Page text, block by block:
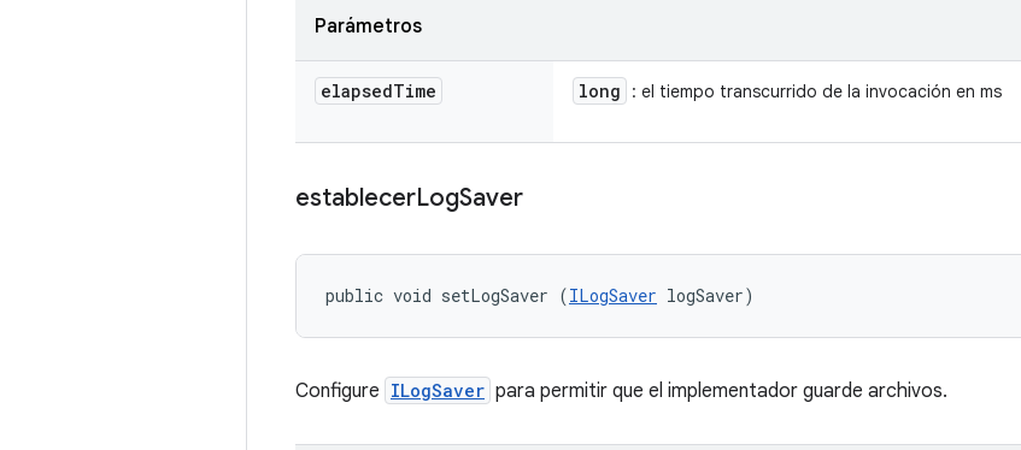
Parámetros
elapsedTime long : el tiempo transcurrido de la invocación en ms
establecerLogSaver
public void setLogSaver (ILogSaver logSaver)
Configure ILogSaver para permitir que el implementador guarde archivos.